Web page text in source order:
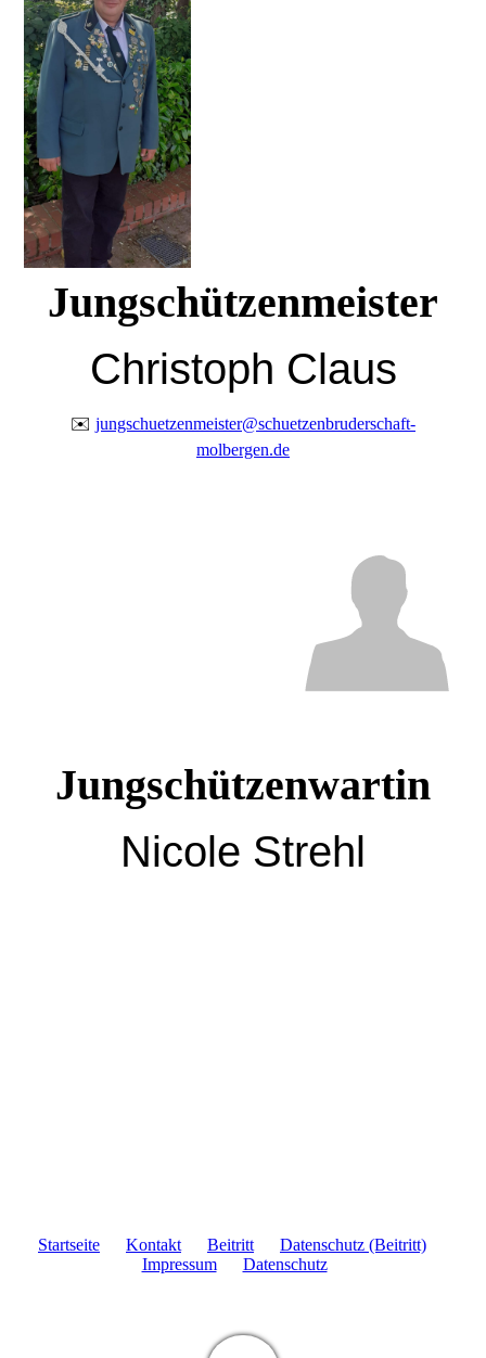
Jungschützenmeister
Christoph Claus
✉️ jungschuetzenmeister@schuetzenbruderschaft-
molbergen.de
Jungschützenwartin
Nicole Strehl
Startseite Kontakt Beitritt
Datenschutz (Beitritt)
Impressum
Datenschutz